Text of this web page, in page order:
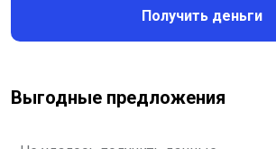
Получить деньги
Выгодные предложения